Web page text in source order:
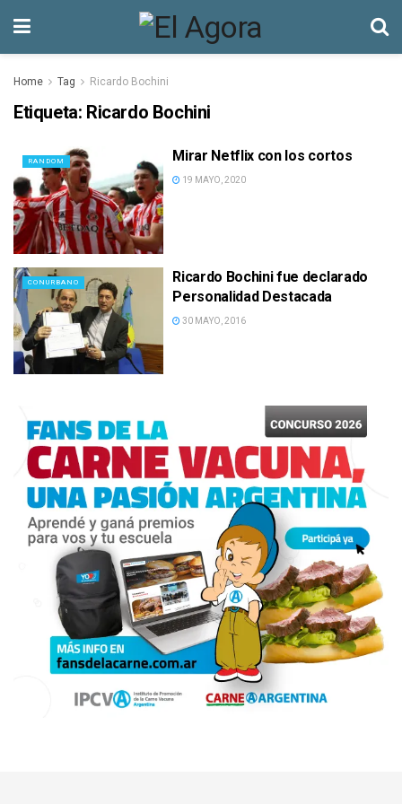
Home Tag Ricardo Bochini
Etiqueta: Ricardo Bochini
RANDOM Mirar Netflix con los cortos
19 MAYO, 2020
CONURBANO
Ricardo Bochini fue declarado
Personalidad Destacada
30 MAYO, 2016